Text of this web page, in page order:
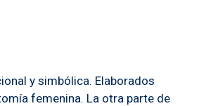
y simbólica. Elaborados
femenina. La otra parte de